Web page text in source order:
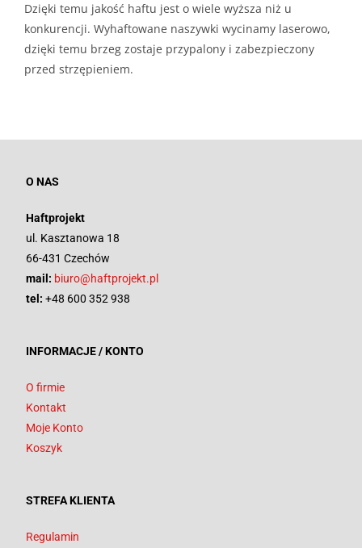
Dzięki temu jakość haftu jest o wiele wyższa niż u
konkurencji. Wyhaftowane naszywki wycinamy laserowo,
dzięki temu brzeg zostaje przypalony i zabezpieczony
przed strzępieniem.
O NAS
Haftprojekt
ul. Kasztanowa 18
66-431 Czechów
mail: biuro@haftprojekt.pl
tel: +48 600 352 938
INFORMACJE / KONTO
O firmie
Kontakt
Moje Konto
Koszyk
STREFA KLIENTA
Regulamin